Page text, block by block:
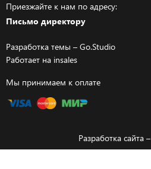
Приезжайте к нам по адресу:
Письмо директору
Разработка темы – Go.Studio
Работает на insales
Мы принимаем к оплате
Разработка сайта –